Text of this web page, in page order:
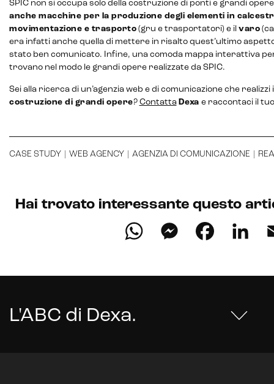
Intelligenza Artificiale e AR VR -
Metaverso
IoT (Internet of Things)
Intelligenza artificiale
Chatbot e assistenti virtuali
SPIC non si occupa solo della costruzione di ponti e grandi
anche macchine per la produzione degli elementi in
movimentazione e trasporto (gru e trasportatori) e il varo
era infatti anche quella di mettere in risalto quest’ultimo
stato ben comunicato. Infine, una comoda mappa interattiva
trovano nel modo le grandi opere realizzate da SPIC.
Sei alla ricerca di un’agenzia web e di comunicazione che realizzi
costruzione di grandi opere? Contatta Dexa e raccontaci il
CASE STUDY WEB AGENCY AGENZIA DI COMUNICAZIONE
Hai trovato interessante questo
WhatsApp
L'ABC di Dexa.